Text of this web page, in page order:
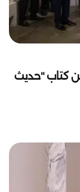
كتاب "حديث